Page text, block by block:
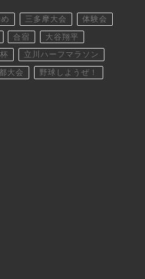
三多摩大会 体験会
合宿 大谷翔平
立川ハーフマラソン
大会 野球しようぜ！